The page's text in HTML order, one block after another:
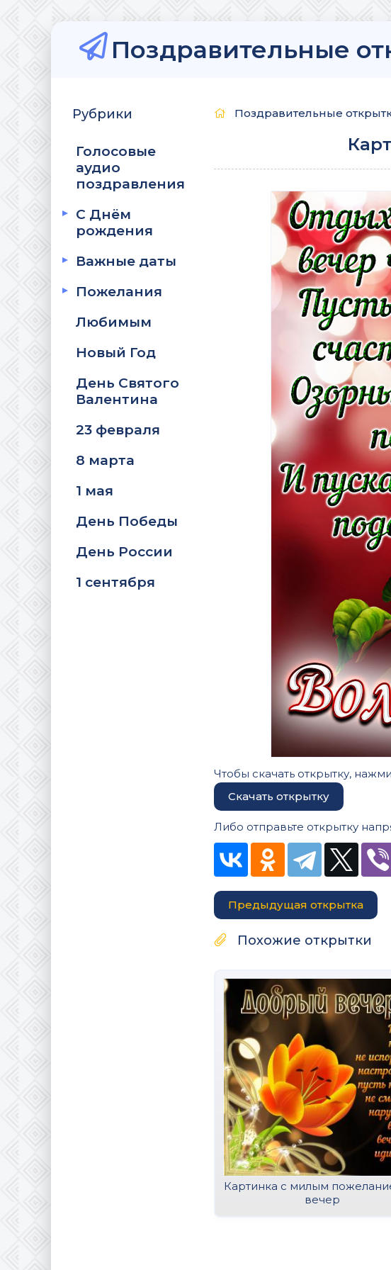
Поздравительные
Рубрики
Голосовые
аудио
поздравления
С Днём
рождения
Важные даты
Пожелания
Любимым
Новый Год
День Святого
Валентина
23 февраля
8 марта
1 мая
День Победы
День России
1 сентября
Поздравительные
Чтобы скачать открытку,
Скачать открытку
Либо отправьте открытку
Предыдущая открытка
Похожие открытки
Картинка с милым
вечер